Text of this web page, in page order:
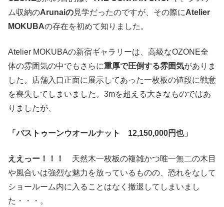
ム収納のArunaiの見学だったのですが、その際にAtelier
MOKUBAの存在を初めて知りました。
Atelier MOKUBAの新宿ギャラリーは、高級なOZONE全
体の雰囲気の中でもさらに重厚で圧倒する雰囲気がありま
した。店舗入口正面に展示してあった一枚板の値段に戦意
を喪失してしまいました。3mを超える大きなものではあ
りましたが、
「バストゥーンウオールナット 12,150,000円也」
ええっー！！！
天然木一枚板の複雑かつ唯一無二の木目
や風合いは強烈な魅力を放っているものの、恐れをなして
ショールーム内に入ることはなく撤退してしまいまし
た・・・。